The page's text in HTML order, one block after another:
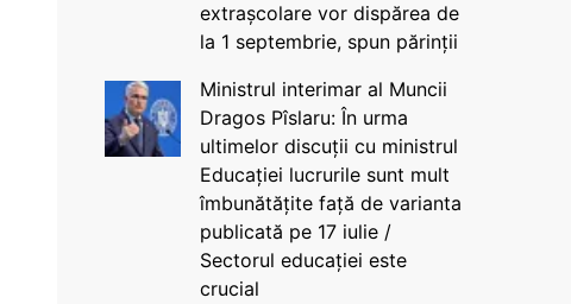
extrașcolare vor dispărea de
la 1 septembrie, spun părinții
Ministrul interimar al Muncii
Dragos Pîslaru: În urma
ultimelor discuții cu ministrul
Educației lucrurile sunt mult
îmbunătățite față de varianta
publicată pe 17 iulie /
Sectorul educației este
crucial